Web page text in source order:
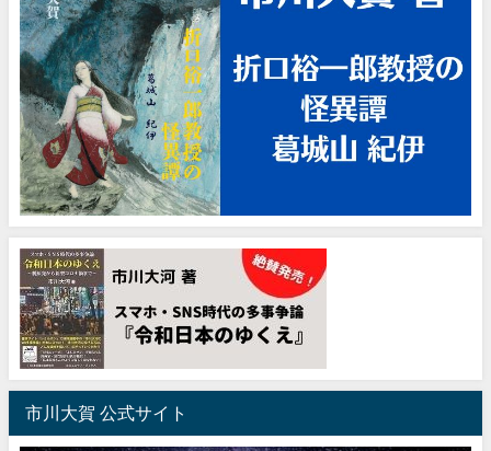
市川大賀 公式サイト